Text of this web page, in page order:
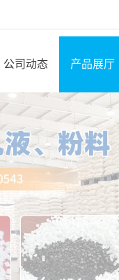
公司动态 产品展厅